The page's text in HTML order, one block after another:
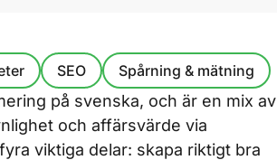
SEO Spårning & mätning
på svenska, och är en mix av
och affärsvärde via
viktiga delar: skapa riktigt bra